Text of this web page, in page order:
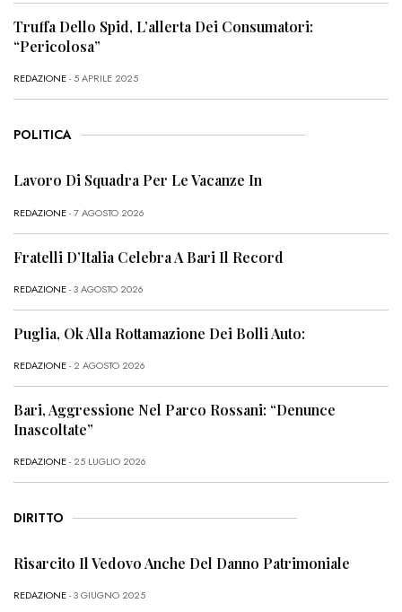
Truffa Dello Spid, L’allerta Dei Consumatori:
“Pericolosa”
REDAZIONE- 5 APRILE 2025
POLITICA
Lavoro Di Squadra Per Le Vacanze In
REDAZIONE- 7 AGOSTO 2026
Fratelli D’Italia Celebra A Bari Il Record
REDAZIONE- 3 AGOSTO 2026
Puglia, Ok Alla Rottamazione Dei Bolli Auto:
REDAZIONE- 2 AGOSTO 2026
Bari, Aggressione Nel Parco Rossani: “Denunce
Inascoltate”
REDAZIONE- 25 LUGLIO 2026
DIRITTO
Risarcito Il Vedovo Anche Del Danno Patrimoniale
REDAZIONE- 3 GIUGNO 2025